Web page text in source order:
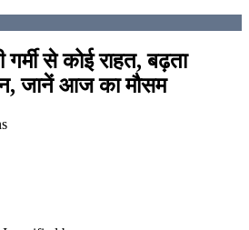
गर्मी से कोई राहत, बढ़ता
जानें आज का मौसम